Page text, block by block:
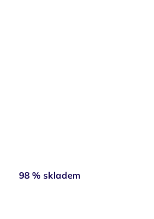
98 % skladem